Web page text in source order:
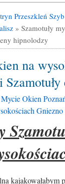
Przeszkleń
» Szamotuły
hipnolodzy
na
Mycie Okien
kajakowałabym